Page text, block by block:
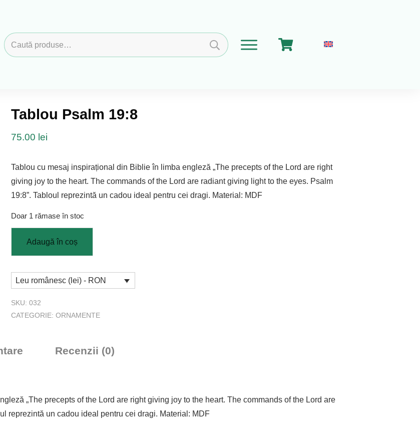
Caută
după:
Despre Noi
Tablou Psalm 19:8
75.00 lei
Tablou cu mesaj inspirațional din Biblie în limba engleză „The precepts of the Lord are right
giving joy to the heart. The commands of the Lord are radiant giving light to the eyes. Psalm
19:8”. Tabloul reprezintă un cadou ideal pentru cei dragi. Material: MDF
Doar 1 rămase în stoc
Adaugă în coș
Leu românesc (lei) - RON
SKU:032
CATEGORIE:ORNAMENTE
Recenzii (0)
„The precepts of the Lord are right giving joy to the heart. The commands of the Lord are
reprezintă un cadou ideal pentru cei dragi. Material: MDF